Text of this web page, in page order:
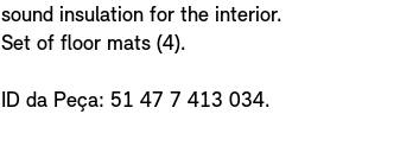
sound insulation for the interior.
Set of floor mats (4).
ID da Peça: 51 47 7 413 034.